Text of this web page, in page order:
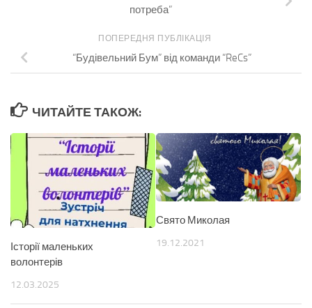
потреба”
ПОПЕРЕДНЯ ПУБЛІКАЦІЯ
“Будівельний Бум” від команди “ReCs”
ЧИТАЙТЕ ТАКОЖ:
Історії маленьких
волонтерів
12.03.2025
Свято Миколая
19.12.2021